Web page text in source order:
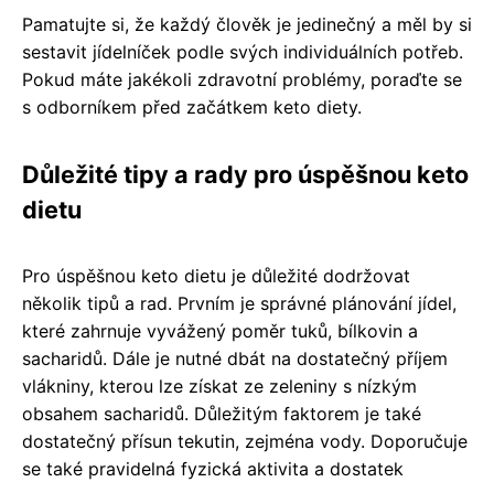
Pamatujte si, že každý člověk je jedinečný a měl by si
sestavit jídelníček podle svých individuálních potřeb.
Pokud máte jakékoli zdravotní problémy, poraďte se
s odborníkem před začátkem keto diety.
Důležité tipy a rady pro úspěšnou keto
dietu
Pro úspěšnou keto dietu je důležité dodržovat
několik tipů a rad. Prvním je správné plánování jídel,
které zahrnuje vyvážený poměr tuků, bílkovin a
sacharidů. Dále je nutné dbát na dostatečný příjem
vlákniny, kterou lze získat ze zeleniny s nízkým
obsahem sacharidů. Důležitým faktorem je také
dostatečný přísun tekutin, zejména vody. Doporučuje
se také pravidelná fyzická aktivita a dostatek